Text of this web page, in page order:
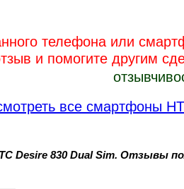
телефона или
и помогите другим
все смартфоны
Desire 830 Dual Sim. Отзывы